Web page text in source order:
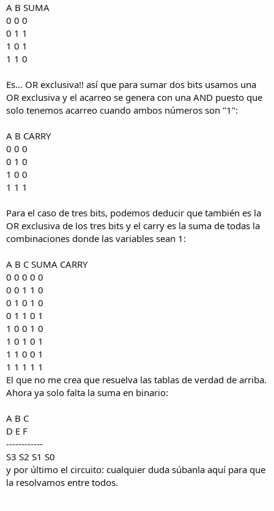
A B SUMA
0 0 0
0 1 1
1 0 1
1 1 0
Es... OR exclusiva!! así que para sumar dos bits usamos una
OR exclusiva y el acarreo se genera con una AND puesto que
solo tenemos acarreo cuando ambos números son "1":
A B CARRY
0 0 0
0 1 0
1 0 0
1 1 1
Para el caso de tres bits, podemos deducir que también es la
OR exclusiva de los tres bits y el carry es la suma de todas la
combinaciones donde las variables sean 1:
A B C SUMA CARRY
0 0 0 0 0
0 0 1 1 0
0 1 0 1 0
0 1 1 0 1
1 0 0 1 0
1 0 1 0 1
1 1 0 0 1
1 1 1 1 1
El que no me crea que resuelva las tablas de verdad de arriba.
Ahora ya solo falta la suma en binario:
A B C
D E F
------------
S3 S2 S1 S0
y por último el circuito: cualquier duda súbanla aquí para que
la resolvamos entre todos.